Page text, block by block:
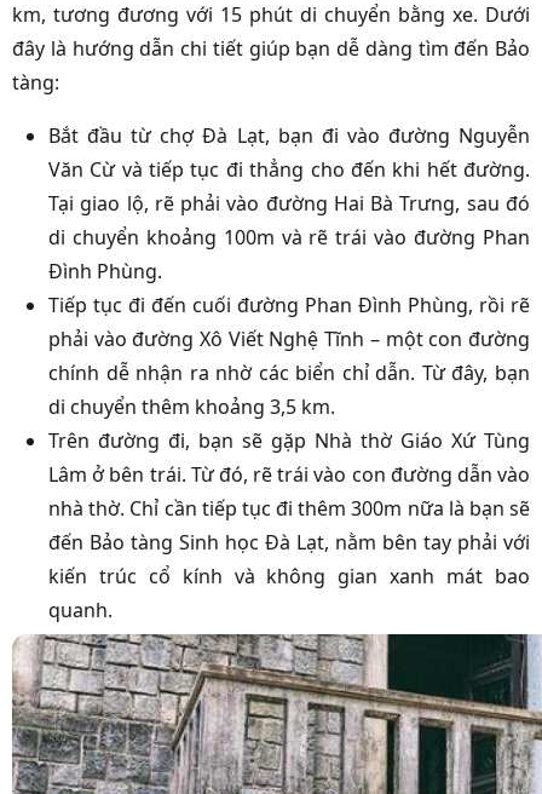
km, tương đương với 15 phút di chuyển bằng xe. Dưới
đây là hướng dẫn chi tiết giúp bạn dễ dàng tìm đến Bảo
tàng:
Bắt đầu từ chợ Đà Lạt, bạn đi vào đường Nguyễn
Văn Cừ và tiếp tục đi thẳng cho đến khi hết đường.
Tại giao lộ, rẽ phải vào đường Hai Bà Trưng, sau đó
di chuyển khoảng 100m và rẽ trái vào đường Phan
Đình Phùng.
Tiếp tục đi đến cuối đường Phan Đình Phùng, rồi rẽ
phải vào đường Xô Viết Nghệ Tĩnh – một con đường
chính dễ nhận ra nhờ các biển chỉ dẫn. Từ đây, bạn
di chuyển thêm khoảng 3,5 km.
Trên đường đi, bạn sẽ gặp Nhà thờ Giáo Xứ Tùng
Lâm ở bên trái. Từ đó, rẽ trái vào con đường dẫn vào
nhà thờ. Chỉ cần tiếp tục đi thêm 300m nữa là bạn sẽ
đến Bảo tàng Sinh học Đà Lạt, nằm bên tay phải với
kiến trúc cổ kính và không gian xanh mát bao
quanh.